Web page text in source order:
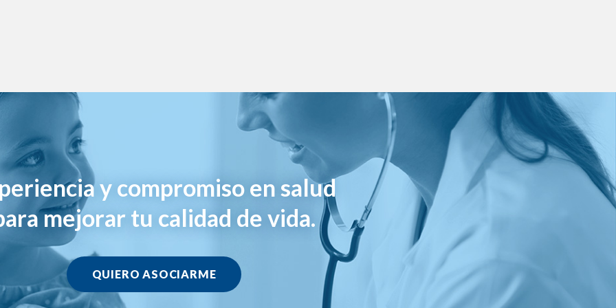
y compromiso en salud
mejorar tu calidad de vida.
QUIERO ASOCIARME